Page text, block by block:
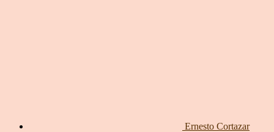
Ernesto Cortazar